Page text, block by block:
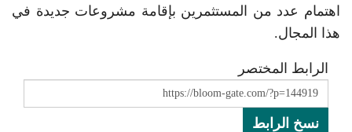
اهتمام عدد من المستثمرين بإقامة مشروعات جديدة في
هذا المجال.
الرابط المختصر
نسخ الرابط